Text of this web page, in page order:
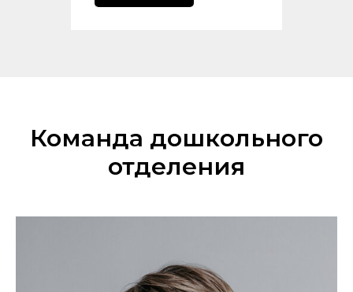
Команда дошкольного
отделения